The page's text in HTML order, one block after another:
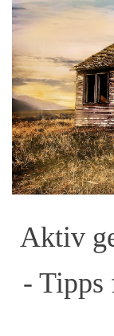
Aktiv
- Tipps